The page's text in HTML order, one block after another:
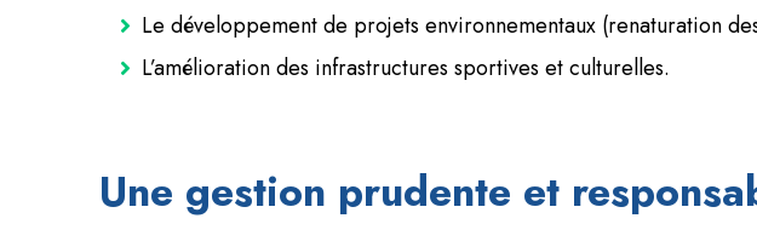
Le développement de projets environnementaux (renaturation
L’amélioration des infrastructures sportives et culturelles.
Une gestion prudente et